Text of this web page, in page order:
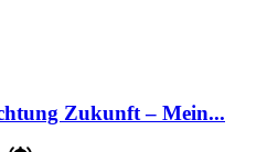
Zukunft – Mein...